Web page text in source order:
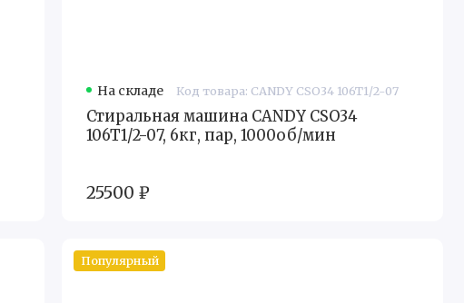
На складе Код товара: CANDY CSO34 106T1/2-07
Стиральная машина CANDY CSO34
106T1/2-07, 6кг, пар, 1000об/мин
25500 ₽
Популярный